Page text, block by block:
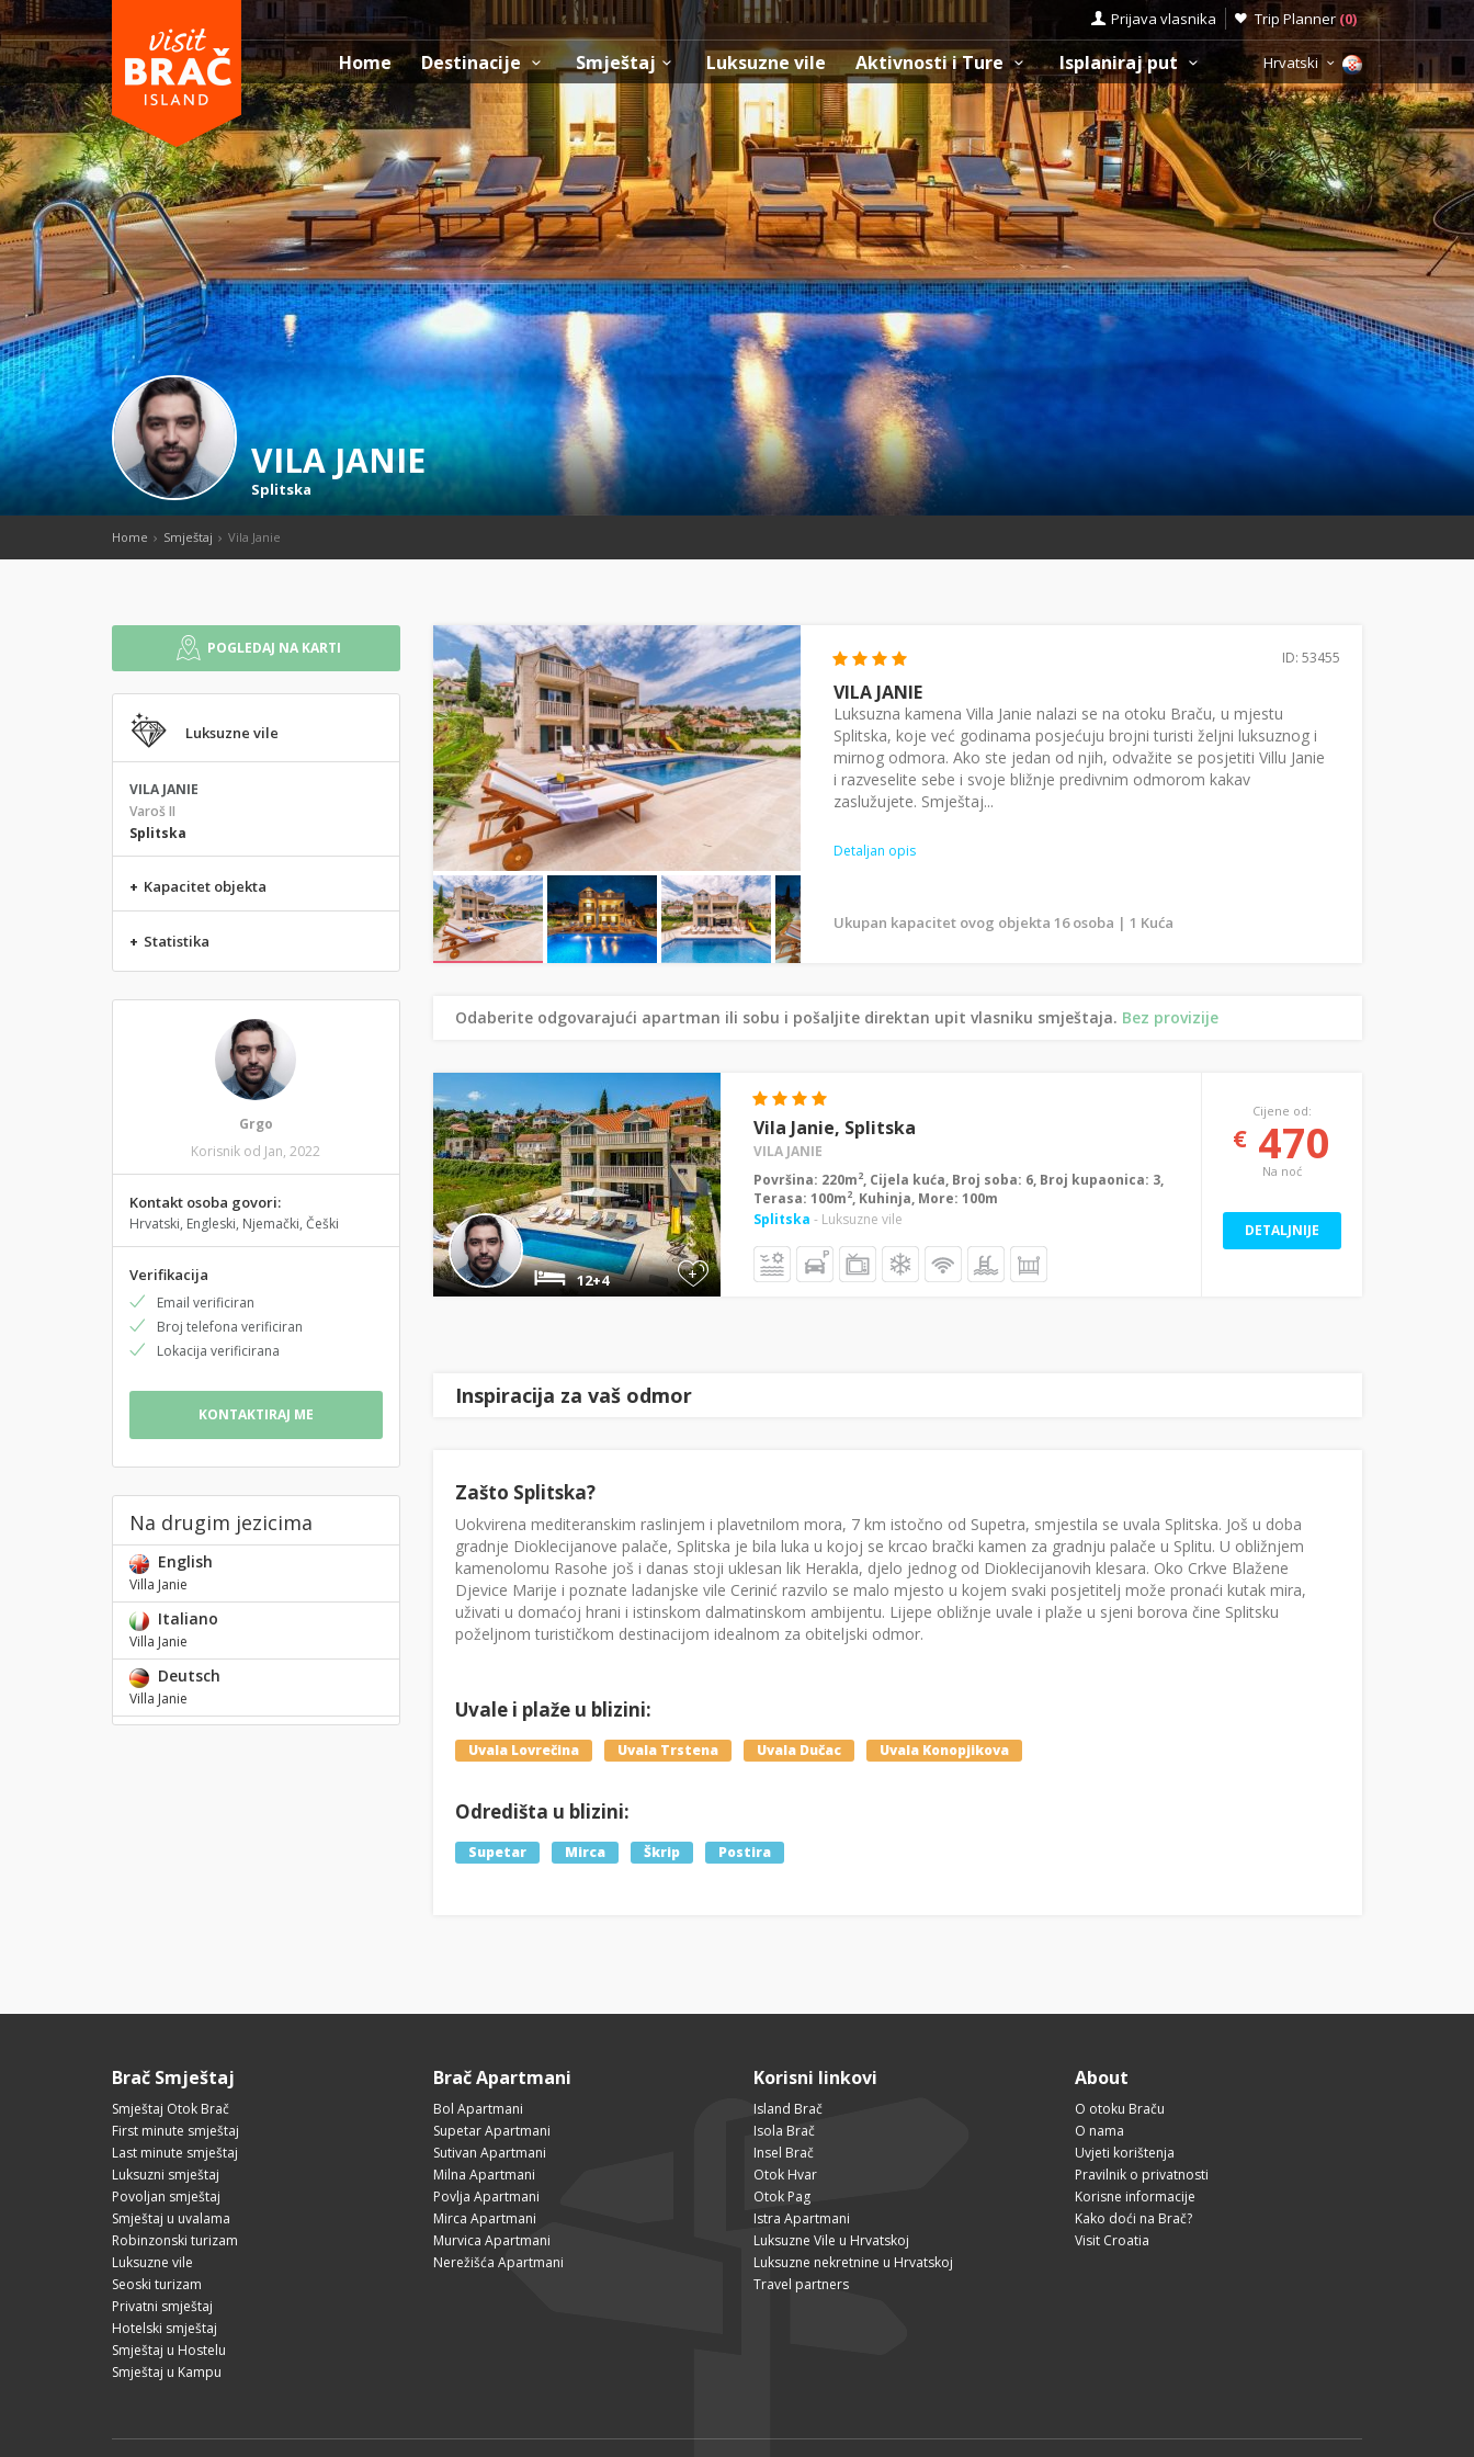
Prijava vlasnika Trip Planner (0)
Home Destinacije Smještaj Luksuzne vile Aktivnosti i Ture Isplaniraj put Hrvatski
VILA JANIE
Splitska
Home Smještaj Vila Janie
POGLEDAJ NA KARTI
Luksuzne vile
VILA JANIE
Varoš II
Splitska
+ Kapacitet objekta
+ Statistika
Grgo
Korisnik od Jan, 2022
Kontakt osoba govori:
Hrvatski, Engleski, Njemački, Češki
Verifikacija
Email verificiran
Broj telefona verificiran
Lokacija verificirana
KONTAKTIRAJ ME
Na drugim jezicima
English
Villa Janie
Italiano
Villa Janie
Deutsch
Villa Janie
ID: 53455
VILA JANIE
Luksuzna kamena Villa Janie nalazi se na otoku Braču, u mjestu
Splitska, koje već godinama posjećuju brojni turisti željni luksuznog i
mirnog odmora. Ako ste jedan od njih, odvažite se posjetiti Villu Janie
i razveselite sebe i svoje bližnje predivnim odmorom kakav
zaslužujete. Smještaj...
Detaljan opis
Ukupan kapacitet ovog objekta 16 osoba | 1 Kuća
Odaberite odgovarajući apartman ili sobu i pošaljite direktan upit vlasniku smještaja. Bez provizije
+
12+4
Vila Janie, Splitska
VILA JANIE
Površina: 220m2, Cijela kuća, Broj soba: 6, Broj kupaonica: 3,
Terasa: 100m2, Kuhinja, More: 100m
Splitska - Luksuzne vile
Cijene od:
€ 470
Na noć
DETALJNIJE
Inspiracija za vaš odmor
Zašto Splitska?
Uokvirena mediteranskim raslinjem i plavetnilom mora, 7 km istočno od Supetra, smjestila se uvala Splitska. Još u doba
gradnje Dioklecijanove palače, Splitska je bila luka u kojoj se krcao brački kamen za gradnju palače u Splitu. U obližnjem
kamenolomu Rasohe još i danas stoji uklesan lik Herakla, djelo jednog od Dioklecijanovih klesara. Oko Crkve Blažene
Djevice Marije i poznate ladanjske vile Cerinić razvilo se malo mjesto u kojem svaki posjetitelj može pronaći kutak mira,
uživati u domaćoj hrani i istinskom dalmatinskom ambijentu. Lijepe obližnje uvale i plaže u sjeni borova čine Splitsku
poželjnom turističkom destinacijom idealnom za obiteljski odmor.
Uvale i plaže u blizini:
Uvala Lovrečina Uvala Trstena Uvala Dučac Uvala Konopjikova
Odredišta u blizini:
Supetar Mirca Škrip Postira
Brač Smještaj
Smještaj Otok Brač
First minute smještaj
Last minute smještaj
Luksuzni smještaj
Povoljan smještaj
Smještaj u uvalama
Robinzonski turizam
Luksuzne vile
Seoski turizam
Privatni smještaj
Hotelski smještaj
Smještaj u Hostelu
Smještaj u Kampu
Brač Apartmani
Bol Apartmani
Supetar Apartmani
Sutivan Apartmani
Milna Apartmani
Povlja Apartmani
Mirca Apartmani
Murvica Apartmani
Nerežišća Apartmani
Korisni linkovi
Island Brač
Isola Brač
Insel Brač
Otok Hvar
Otok Pag
Istra Apartmani
Luksuzne Vile u Hrvatskoj
Luksuzne nekretnine u Hrvatskoj
Travel partners
About
O otoku Braču
O nama
Uvjeti korištenja
Pravilnik o privatnosti
Korisne informacije
Kako doći na Brač?
Visit Croatia